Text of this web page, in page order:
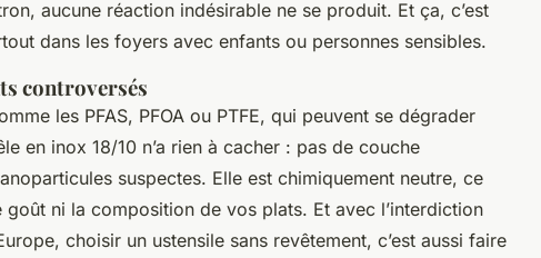
aucune réaction indésirable ne se produit. Et ça, c’est
dans les foyers avec enfants ou personnes sensibles.
controversés
les PFAS, PFOA ou PTFE, qui peuvent se dégrader
en inox 18/10 n’a rien à cacher : pas de couche
suspectes. Elle est chimiquement neutre, ce
ni la composition de vos plats. Et avec l’interdiction
choisir un ustensile sans revêtement, c’est aussi faire